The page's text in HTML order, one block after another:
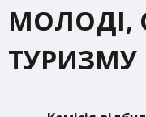
МОЛОДІ,
ТУРИЗМУ